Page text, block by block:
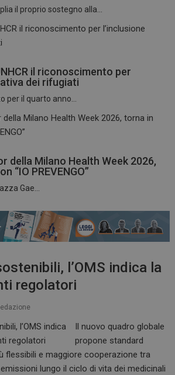
il proprio sostegno alla...
il riconoscimento per
dei rifugiati
per il quarto anno...
della Milano Health Week 2026,
“IO PREVENGO”
Gae...
l’OMS indica la
regolatori
Il nuovo quadro globale
propone standard
flessibili e maggiore cooperazione tra
lungo il ciclo di vita dei medicinali
Microsoft Corporation
.www.dailyhealthindustry.it
Sessione